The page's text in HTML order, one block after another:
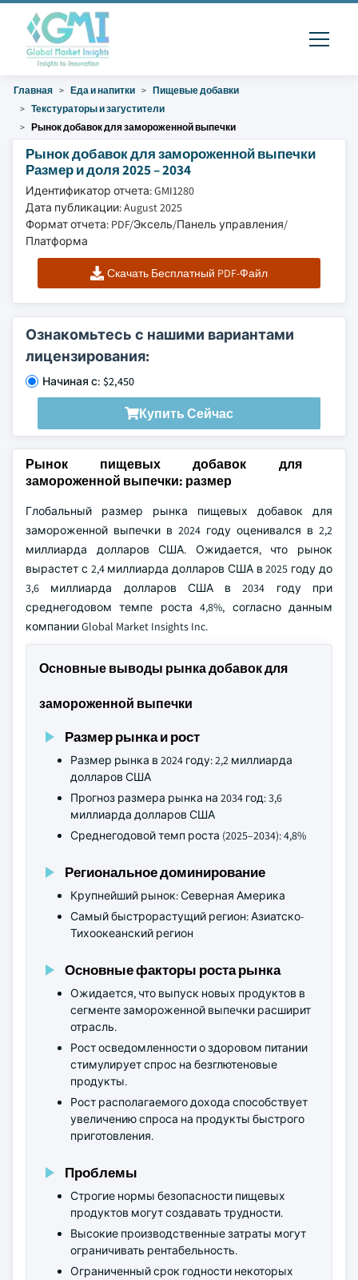
Главная Еда и напитки
Пищевые добавки
Текстураторы и загустители
Рынок добавок для замороженной выпечки
Рынок добавок для замороженной выпечки
Размер и доля 2025 – 2034
Идентификатор отчета: GMI1280
Дата публикации: August 2025
Формат отчета: PDF/Эксель/Панель управления/
Платформа
Скачать Бесплатный PDF-Файл
Ознакомьтесь с нашими вариантами
лицензирования:
Начиная с: $2,450
Купить Сейчас
Рынок пищевых добавок для
замороженной выпечки: размер
Глобальный размер рынка пищевых добавок для
замороженной выпечки в 2024 году оценивался в 2,2
миллиарда долларов США. Ожидается, что рынок
вырастет с 2,4 миллиарда долларов США в 2025 году до
3,6 миллиарда долларов США в 2034 году при
среднегодовом темпе роста 4,8%, согласно данным
компании Global Market Insights Inc.
Основные выводы рынка добавок для
замороженной выпечки
Размер рынка и рост
Размер рынка в 2024 году: 2,2 миллиарда
долларов США
Прогноз размера рынка на 2034 год: 3,6
миллиарда долларов США
Среднегодовой темп роста (2025–2034): 4,8%
Региональное доминирование
Крупнейший рынок: Северная Америка
Самый быстрорастущий регион: Азиатско-
Тихоокеанский регион
Основные факторы роста рынка
Ожидается, что выпуск новых продуктов в
сегменте замороженной выпечки расширит
отрасль.
Рост осведомленности о здоровом питании
стимулирует спрос на безглютеновые
продукты.
Рост располагаемого дохода способствует
увеличению спроса на продукты быстрого
приготовления.
Проблемы
Строгие нормы безопасности пищевых
продуктов могут создавать трудности.
Высокие производственные затраты могут
ограничивать рентабельность.
Ограниченный срок годности некоторых